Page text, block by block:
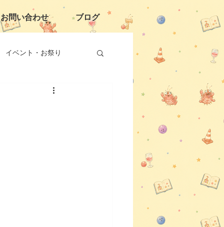
お問い合わせ ブログ
イベント・お祭り